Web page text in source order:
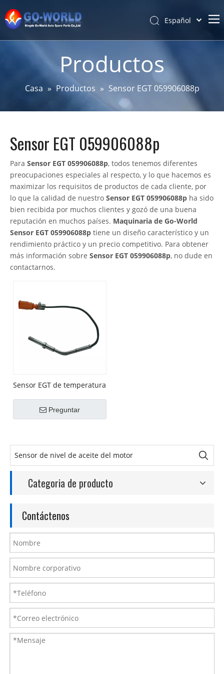
Acerca de
Productos
Apoyo
Contáctenos
Español
简体中文
Productos
Casa » Productos » Sensor EGT 059906088p
Sensor EGT 059906088p
Para Sensor EGT 059906088p, todos tenemos diferentes
preocupaciones especiales al respecto, y lo que hacemos es
maximizar los requisitos de productos de cada cliente, por
lo que la calidad de nuestro Sensor EGT 059906088p ha sido
bien recibida por muchos clientes y gozó de una buena
reputación en muchos países. Maquinaria de Go-World
Sensor EGT 059906088p tiene un diseño característico y un
rendimiento práctico y un precio competitivo. Para obtener
más información sobre Sensor EGT 059906088p, no dude en
contactarnos.
Sensor EGT de temperatura
OEM n. ° 059906088P
Preguntar
Categoria de producto
Contáctenos